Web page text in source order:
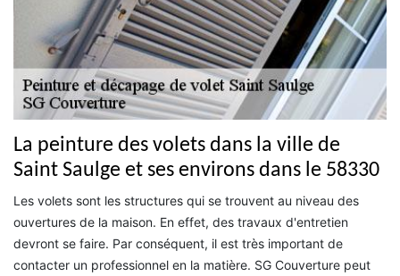
La peinture des volets dans la ville de
Saint Saulge et ses environs dans le 58330
Les volets sont les structures qui se trouvent au niveau des
ouvertures de la maison. En effet, des travaux d'entretien
devront se faire. Par conséquent, il est très important de
contacter un professionnel en la matière. SG Couverture peut